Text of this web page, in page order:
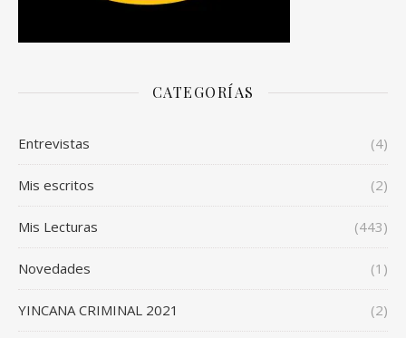
CATEGORÍAS
Entrevistas (4)
Mis escritos (2)
Mis Lecturas (443)
Novedades (1)
YINCANA CRIMINAL 2021 (2)